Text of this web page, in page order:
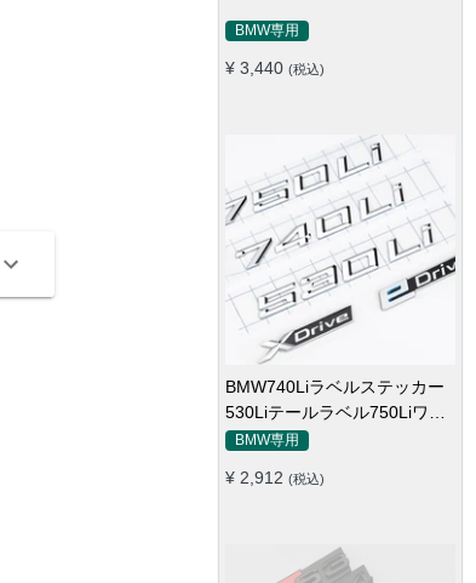
BMW専用
¥ 3,440 (税込)
BMW740Liラベルステッカー
530Liテールラベル750Liワー
ドラベルXdriveラベル
BMW専用
¥ 2,912 (税込)